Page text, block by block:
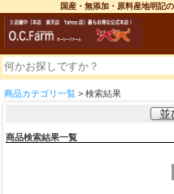
国産・無添加・原料産地明記
商品カテゴリ一覧 > 検索結果
並
商品検索結果一覧